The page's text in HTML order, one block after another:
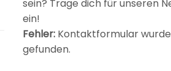
sein? Trage dich für unseren
ein!
Fehler: Kontaktformular
gefunden.